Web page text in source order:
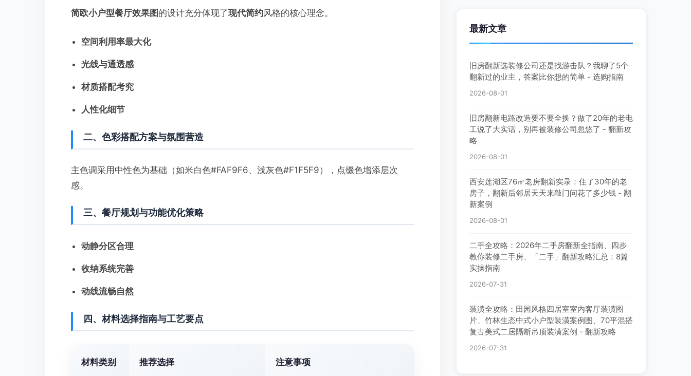
简欧小户型餐厅效果图 的设计充分体现了现代简约风格的核心理念。
空间利用率最大化
光线与通透感
材质搭配考究
人性化细节
二、色彩搭配方案与氛围营造
主色调采用中性色为基础（如米白色#FAF9F6、浅灰色#F1F5F9），点缀色增添层次
感。
三、餐厅规划与功能优化策略
动静分区合理
收纳系统完善
动线流畅自然
四、材料选择指南与工艺要点
材料类别 推荐选择 注意事项
最新文章
旧房翻新选装修公司还是找游击队？我聊了5个
翻新过的业主，答案比你想的简单 - 选购指南
2026-08-01
旧房翻新电路改造要不要全换？做了20年的老电
工说了大实话，别再被装修公司忽悠了 - 翻新攻
略
2026-08-01
西安莲湖区76㎡老房翻新实录：住了30年的老
房子，翻新后邻居天天来敲门问花了多少钱 - 翻
新案例
2026-08-01
二手全攻略：2026年二手房翻新全指南、四步
教你装修二手房、「二手」翻新攻略汇总：8篇
实操指南
2026-07-31
装潢全攻略：田园风格四居室室内客厅装潢图
片、竹林生态中式小户型装潢案例图、70平混搭
复古美式二居隔断吊顶装潢案例 - 翻新攻略
2026-07-31